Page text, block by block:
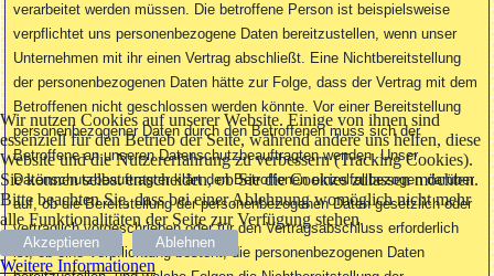
verarbeitet werden müssen. Die betroffene Person ist beispielsweise
verpflichtet uns personenbezogene Daten bereitzustellen, wenn unser
Unternehmen mit ihr einen Vertrag abschließt. Eine Nichtbereitstellung
der personenbezogenen Daten hätte zur Folge, dass der Vertrag mit dem
Betroffenen nicht geschlossen werden könnte. Vor einer Bereitstellung
personenbezogener Daten durch den Betroffenen muss sich der
Betroffene an unseren Datenschutzbeauftragten wenden. Unser
Datenschutzbeauftragter klärt den Betroffenen einzelfallbezogen darüber
auf, ob die Bereitstellung der personenbezogenen Daten gesetzlich oder
vertraglich vorgeschrieben oder für den Vertragsabschluss erforderlich
ist, ob eine Verpflichtung besteht, die personenbezogenen Daten
Wir nutzen Cookies auf unserer Website. Einige von ihnen sind
essenziell für den Betrieb der Seite, während andere uns helfen, diese
Website und die Nutzererfahrung zu verbessern (Tracking Cookies).
Sie können selbst entscheiden, ob Sie die Cookies zulassen möchten.
Bitte beachten Sie, dass bei einer Ablehnung womöglich nicht mehr
alle Funktionalitäten der Seite zur Verfügung stehen.
Akzeptieren Ablehnen
Weitere Informationen